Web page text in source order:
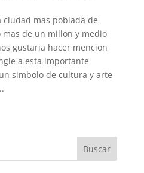
ciudad mas poblada de
mas de un millon y medio
gustaria hacer mencion
a esta importante
simbolo de cultura y arte